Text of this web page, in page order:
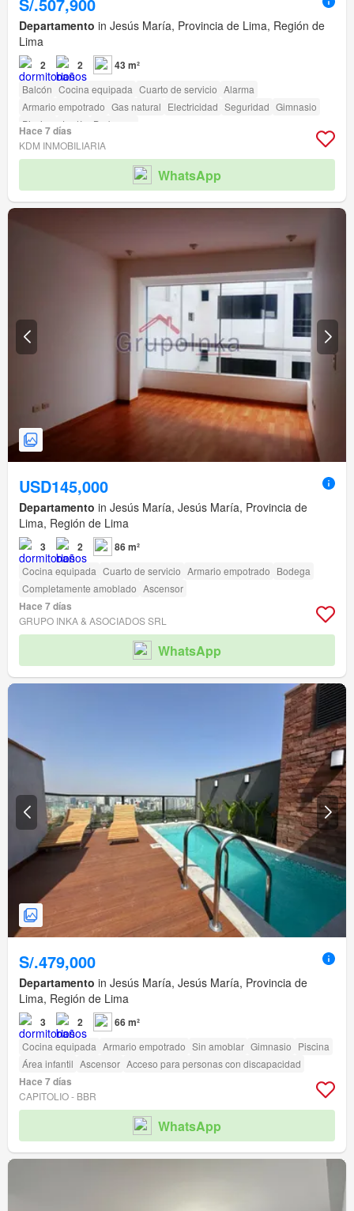
Departamento in Jesús María, Provincia de Lima, Región de
Lima
2 2 43 m²
Balcón Cocina equipada Cuarto de servicio Alarma
Armario empotrado Gas natural Electricidad Seguridad Gimnasio
Piscina
Jardín Barbacoa
Hace 7 días
KDM INMOBILIARIA
WhatsApp
USD145,000
Departamento in Jesús María, Jesús María, Provincia de
Lima, Región de Lima
3 2 86 m²
Cocina equipada Cuarto de servicio Armario empotrado Bodega
Completamente amoblado Ascensor
Hace 7 días
GRUPO INKA & ASOCIADOS SRL
WhatsApp
S/.479,000
Departamento in Jesús María, Jesús María, Provincia de
Lima, Región de Lima
3 2 66 m²
Cocina equipada Armario empotrado Sin amoblar Gimnasio Piscina
Área infantil Ascensor Acceso para personas con discapacidad
Hace 7 días
CAPITOLIO - BBR
WhatsApp